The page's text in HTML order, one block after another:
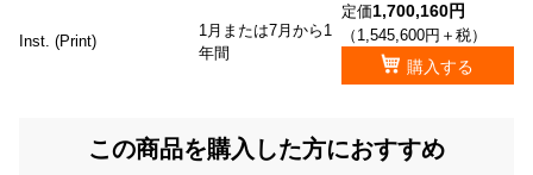
Inst. (Print)
1月または7月から1
年間
定価1,700,160円
（1,545,600円＋税）
購入する
この商品を購入した方におすすめ